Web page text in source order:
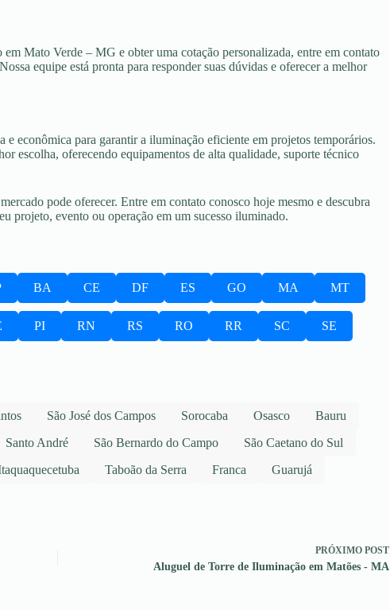
Mato Verde – MG e obter uma cotação personalizada, entre em contato
equipe está pronta para responder suas dúvidas e oferecer a melhor
econômica para garantir a iluminação eficiente em projetos temporários.
escolha, oferecendo equipamentos de alta qualidade, suporte técnico
pode oferecer. Entre em contato conosco hoje mesmo e descubra
projeto, evento ou operação em um sucesso iluminado.
BA CE DF ES GO MA MT
PI RN RS RO RR SC SE
São José dos Campos Sorocaba Osasco
Bauru
Santo André São Bernardo do Campo
São Caetano do Sul
Taboão da Serra Franca Guarujá
PRÓXIMO POST
Aluguel de Torre de Iluminação em Matões - MA